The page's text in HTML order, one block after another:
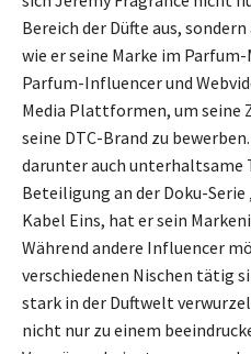
Bereich der Düfte aus,
wie er seine Marke im
Parfum-Influencer und
Media Plattformen, um seine
seine DTC-Brand zu
darunter auch unterhaltsame
Beteiligung an der Doku-
Kabel Eins, hat er sein
Während andere Influencer
verschiedenen Nischen tätig
stark in der Duftwelt
nicht nur zu einem